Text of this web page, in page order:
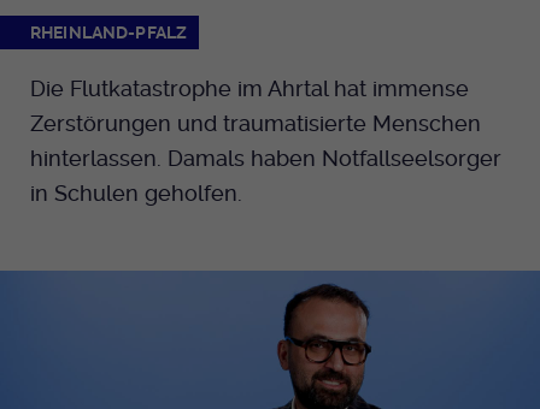
RHEINLAND-PFALZ
Die Flutkatastrophe im Ahrtal hat immense
Zerstörungen und traumatisierte Menschen
hinterlassen. Damals haben Notfallseelsorger
in Schulen geholfen.